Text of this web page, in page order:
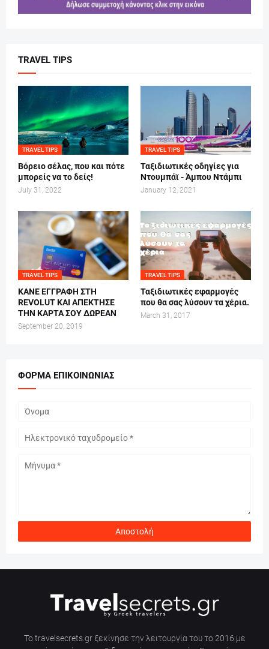
TRAVEL TIPS
TRAVEL TIPS
Βόρειο σέλας, που και πότε
μπορείς να το δείς!
July 31, 2022
TRAVEL TIPS
Ταξιδιωτικές οδηγίες για
Ντουμπάϊ - Άμπου Ντάμπι
January 12, 2021
TRAVEL TIPS
ΚΑΝΕ ΕΓΓΡΑΦΗ ΣΤΗ
REVOLUT ΚΑΙ ΑΠΕΚΤΗΣΕ
ΤΗΝ ΚΑΡΤΑ ΣΟΥ ΔΩΡΕΑΝ
September 20, 2019
TRAVEL TIPS
Ταξιδιωτικές εφαρμογές
που θα σας λύσουν τα χέρια.
March 31, 2017
ΦΌΡΜΑ ΕΠΙΚΟΙΝΩΝΊΑΣ
Το travelsecrets.gr ξεκίνησε την λειτουργία του το 2016 με